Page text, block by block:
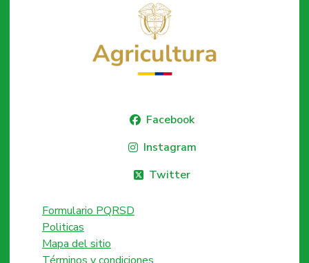
Facebook
Instagram
Twitter
Formulario PQRSD
Politicas
Mapa del sitio